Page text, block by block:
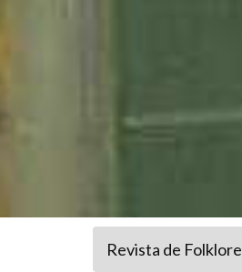
Revista de Folklore